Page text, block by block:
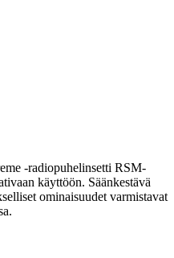
-radiopuhelinsetti RSM-
käyttöön. Säänkestävä
ominaisuudet varmistavat